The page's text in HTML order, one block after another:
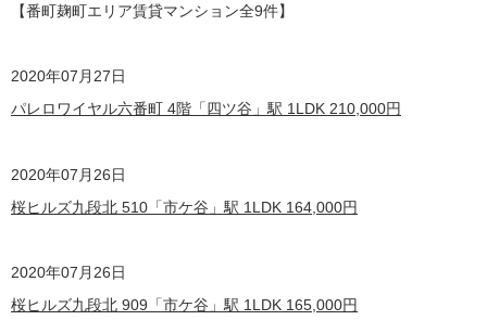
【番町麹町エリア賃貸マンション全9件】
2020年07月27日
パレロワイヤル六番町 4階「四ツ谷」駅 1LDK 210,000円
2020年07月26日
桜ヒルズ九段北 510「市ケ谷」駅 1LDK 164,000円
2020年07月26日
桜ヒルズ九段北 909「市ケ谷」駅 1LDK 165,000円